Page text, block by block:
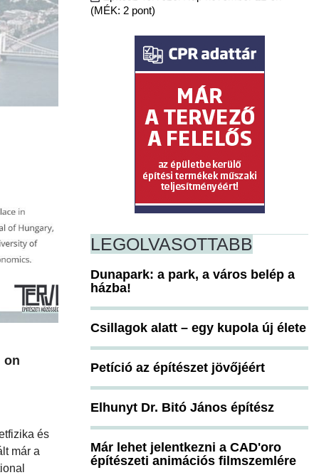
on
és
már a
(MÉK: 2 pont)
LEGOLVASOTTABB
Dunapark: a park, a város belép a
házba!
Csillagok alatt – egy kupola új élete
Petíció az építészet jövőjéért
Elhunyt Dr. Bitó János építész
Már lehet jelentkezni a CAD'oro
építészeti animációs filmszemlére